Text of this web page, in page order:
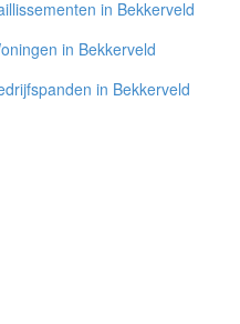
in Bekkerveld
in Bekkerveld
in Bekkerveld